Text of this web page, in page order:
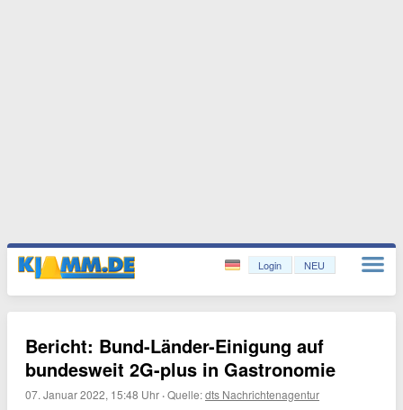
Login NEU
Bericht: Bund-Länder-Einigung auf
bundesweit 2G-plus in Gastronomie
07. Januar 2022, 15:48 Uhr ·Quelle:dts Nachrichtenagentur